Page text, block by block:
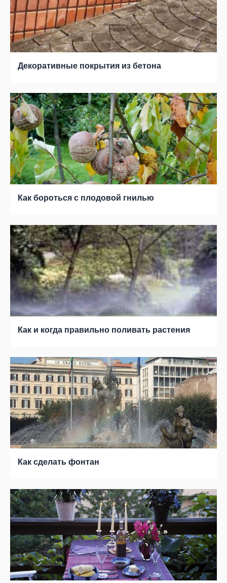
Декоративные покрытия из бетона
Как бороться с плодовой гнилью
Как и когда правильно поливать растения
Как сделать фонтан